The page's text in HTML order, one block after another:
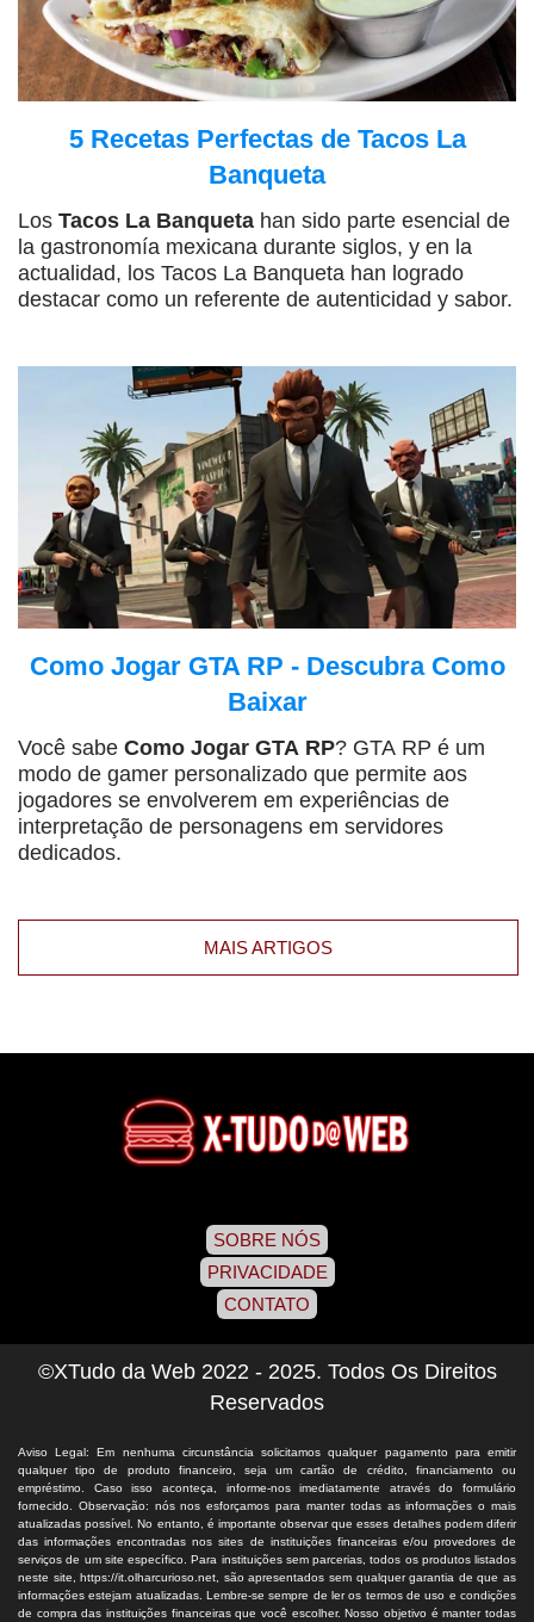
5 Recetas Perfectas de Tacos La
Banqueta
Los Tacos La Banqueta han sido parte esencial de
la gastronomía mexicana durante siglos, y en la
actualidad, los Tacos La Banqueta han logrado
destacar como un referente de autenticidad y sabor.
Como Jogar GTA RP - Descubra Como
Baixar
Você sabe Como Jogar GTA RP? GTA RP é um
modo de gamer personalizado que permite aos
jogadores se envolverem em experiências de
interpretação de personagens em servidores
dedicados.
MAIS ARTIGOS
SOBRE NÓS
PRIVACIDADE
CONTATO
©XTudo da Web 2022 - 2025. Todos Os Direitos
Reservados
Aviso Legal: Em nenhuma circunstância solicitamos qualquer pagamento para emitir
qualquer tipo de produto financeiro, seja um cartão de crédito, financiamento ou
empréstimo. Caso isso aconteça, informe-nos imediatamente através do formulário
fornecido. Observação: nós nos esforçamos para manter todas as informações o mais
atualizadas possível. No entanto, é importante observar que esses detalhes podem diferir
das informações encontradas nos sites de instituições financeiras e/ou provedores de
serviços de um site específico. Para instituições sem parcerias, todos os produtos listados
neste site, https://it.olharcurioso.net, são apresentados sem qualquer garantia de que as
informações estejam atualizadas. Lembre-se sempre de ler os termos de uso e condições
de compra das instituições financeiras que você escolher. Nosso objetivo é manter todas